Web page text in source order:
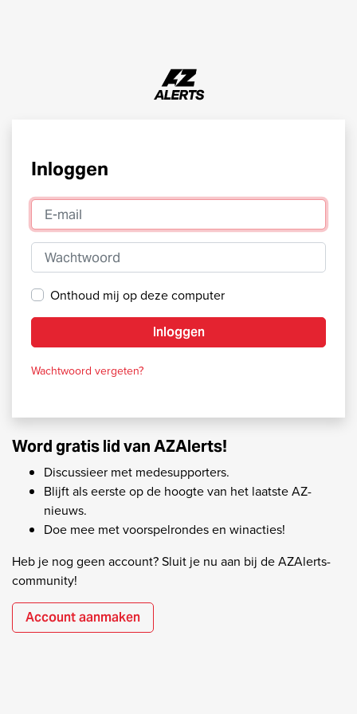
Inloggen
E-mail
Wachtwoord
Onthoud mij op deze computer
Inloggen
Wachtwoord vergeten?
Word gratis lid van AZAlerts!
Discussieer met medesupporters.
Blijft als eerste op de hoogte van het laatste AZ-
nieuws.
Doe mee met voorspelrondes en winacties!
Heb je nog geen account? Sluit je nu aan bij de AZAlerts-
community!
Account aanmaken